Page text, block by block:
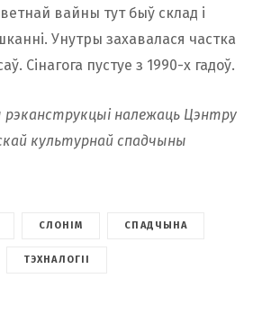
вайны тут быў склад і
Унутры захавалася частка
Сінагога пустуе з 1990-х гадоў.
належаць Цэнтру
культурнай спадчыны
СЛОНІМ СПАДЧЫНА
ТЭХНАЛОГІІ